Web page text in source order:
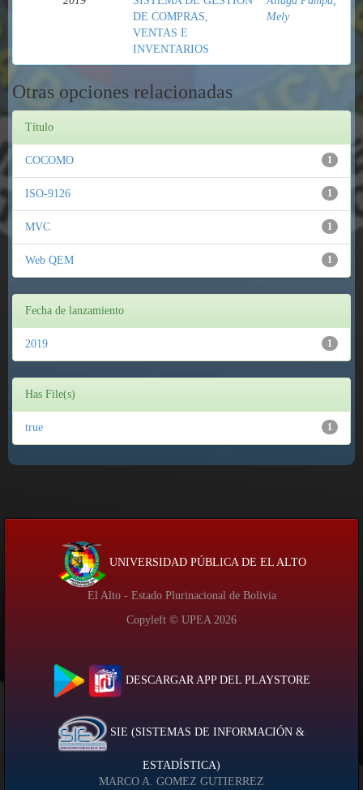
DE COMPRAS,
VENTAS E
INVENTARIOS
Mely
Otras opciones relacionadas
Título
1
COCOMO
1
ISO-9126
1
MVC
1
Web QEM
Fecha de lanzamiento
1
2019
Has File(s)
1
true
UNIVERSIDAD PÚBLICA DE EL ALTO
El Alto - Estado Plurinacional de Bolivia
Copyleft © UPEA 2026
DESCARGAR APP DEL PLAYSTORE
SIE (SISTEMAS DE INFORMACIÓN &
ESTADÍSTICA)
MARCO A. GOMEZ GUTIERREZ